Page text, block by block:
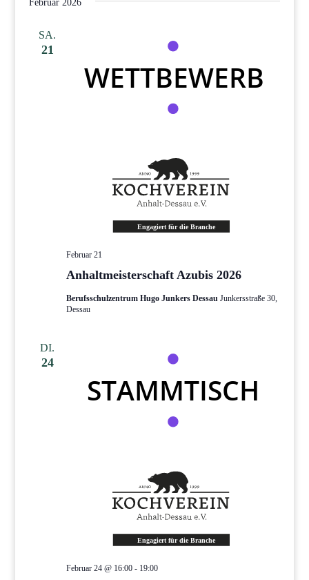
Februar 2026
SA.
21
Anhaltmeisterschaft Azubis 2026
Februar 21
Berufsschulzentrum Hugo Junkers Dessau Junkersstraße 30,
Dessau
DI.
24
Februar 24 @ 16:00- 19:00